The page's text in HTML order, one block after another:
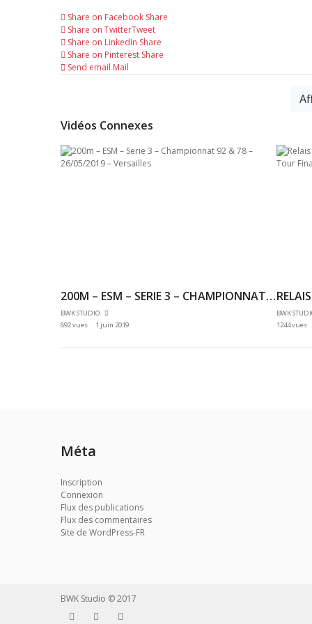
Share on Facebook Share
Share on TwitterTweet
Share on LinkedIn Share
Share on Pinterest Share
Send email Mail
Vidéos Connexes
200M – ESM – SERIE 3 – CHAMPIONNAT 92 & 78 – 26/05/2019 – VERSAILLES
BWK STUDIO
892 vues
1 juin 2019
BWK
1244 vues
Méta
Inscription
Connexion
Flux des publications
Flux des commentaires
Site de WordPress-FR
BWK Studio © 2017